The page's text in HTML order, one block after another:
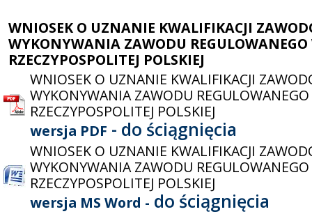
WNIOSEK O UZNANIE KWALIFIKACJI
WYKONYWANIA ZAWODU REGULOWANEGO
RZECZYPOSPOLITEJ POLSKIEJ
WNIOSEK O UZNANIE KWALIFIKACJI
WYKONYWANIA ZAWODU
RZECZYPOSPOLITEJ POLSKIEJ
wersja PDF - do ściągnięcia
WNIOSEK O UZNANIE KWALIFIKACJI
WYKONYWANIA ZAWODU
RZECZYPOSPOLITEJ POLSKIEJ
wersja MS Word - do ściągnięcia